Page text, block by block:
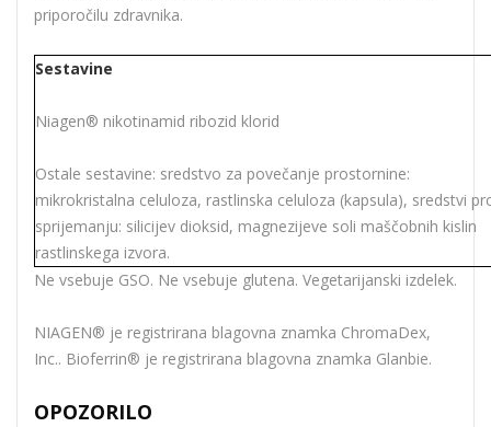
priporočilu zdravnika.
Sestavine
Niagen® nikotinamid ribozid klorid
Ostale sestavine: sredstvo za povečanje prostornine:
mikrokristalna celuloza, rastlinska celuloza (kapsula), sredstvi
sprijemanju: silicijev dioksid, magnezijeve soli maščobnih kislin
rastlinskega izvora.
Ne vsebuje GSO. Ne vsebuje glutena. Vegetarijanski izdelek.
NIAGEN® je registrirana blagovna znamka ChromaDex,
Inc.. Bioferrin® je registrirana blagovna znamka Glanbie.
OPOZORILO